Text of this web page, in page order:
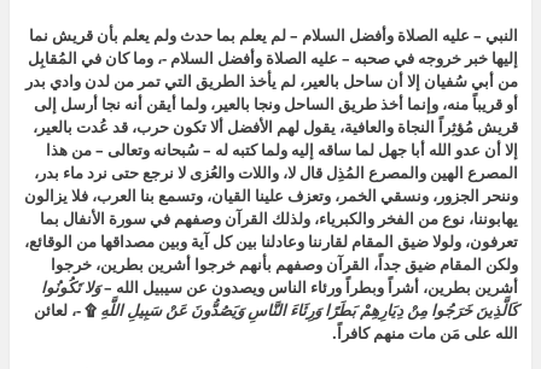
النبي – عليه الصلاة وأفضل السلام – لم يعلم بما حدث ولم يعلم بأن قريش نما
إليها خبر خروجه في صحبه – عليه الصلاة وأفضل السلام -، وما كان في المُقابِل
من أبي سُفيان إلا أن ساحل بالعير، لم يأخذ الطريق التي تمر من لدن وادي بدر
أو قريباً منه، وإنما أخذ طريق الساحل ونجا بالعير، ولما أيقن أنه نجا أرسل إلى
قريش مُؤثِراً النجاة والعافية، يقول لهم الأفضل ألا تكون حرب، قد عُدت بالعير ،
إلا أن عدو الله أبا جهل لما ساقه إليه ولما كتبه له – سُبحانه وتعالى – من هذا
المصرع الهين والمصرع المُذِل قال لا، واللات والعُزى لا نرجع حتى نرد ماء بدر،
وننحر الجزور، ونسقي الخمر، وتعزف علينا القيان، وتسمع بنا العرب، فلا يزالون
يهابوننا، نوع من الفخر والكبرياء، ولذلك القرآن وصفهم في سورة الأنفال بما
تعرفون، ولولا ضيق المقام لقارننا وعادلنا بين كل آية وبين مصداقها من الوقائع،
ولكن المقام ضيق جداً، القرآن وصفهم بأنهم خرجوا أشرين بطرين، خرجوا
أشرين بطرين، أشراً وبطراً ورئاء الناس ويصدون عن سيبيل الله –وَلا تَكُونُوا
كَالَّذِينَ خَرَجُوا مِنْ دِيَارِهِمْ بَطَرًا وَرِئَاءَ النَّاسِ وَيَصُدُّونَ عَنْ سَبِيلِ اللَّهِ ۩-، لعائن
الله على مَن مات منهم كافراً.